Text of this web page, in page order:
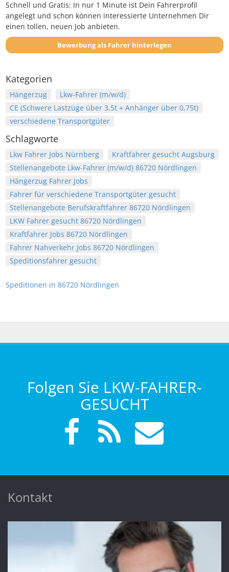
Schnell und Gratis: In nur 1 Minute ist Dein Fahrerprofil
angelegt und schon können interessierte Unternehmen Dir
einen tollen, neuen Job anbieten.
Bewerbung als Fahrer hinterlegen
Kategorien
Hängerzug
Lkw-Fahrer (m/w/d)
CE (Schwere Lastzüge über 3,5t + Anhänger über 0,75t)
verschiedene Transportgüter
Schlagworte
Lkw Fahrer Jobs Nürnberg
Kraftfahrer gesucht Augsburg
Stellenangebote Lkw-Fahrer (m/w/d) 86720 Nördlingen
Hängerzug Fahrer Jobs
Fahrer für verschiedene Transportgüter gesucht
Stellenangebote Berufskraftfahrer 86720 Nördlingen
LKW Fahrer gesucht 86720 Nördlingen
Kraftfahrer Jobs 86720 Nördlingen
Fahrer Nahverkehr Jobs 86720 Nördlingen
Speditionsfahrer gesucht
Speditionen in 86720 Nördlingen
Folgen Sie LKW-FAHRER-
GESUCHT
Kontakt